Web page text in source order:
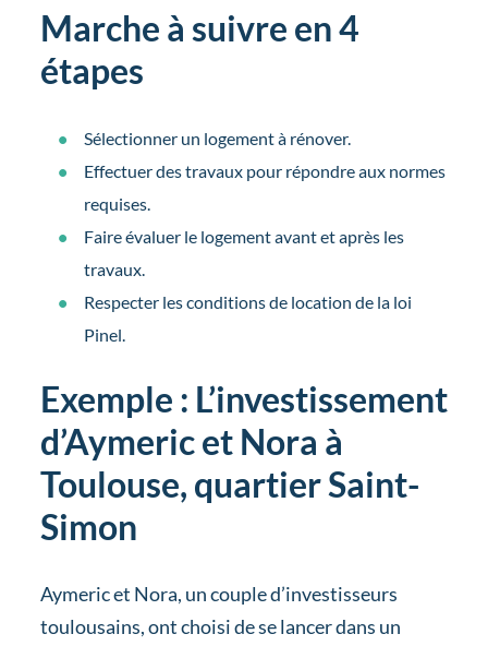
Marche à suivre en 4
étapes
Sélectionner un logement à rénover.
Effectuer des travaux pour répondre aux normes
requises.
Faire évaluer le logement avant et après les
travaux.
Respecter les conditions de location de la loi
Pinel.
Exemple : L’investissement
d’Aymeric et Nora à
Toulouse, quartier Saint-
Simon
Aymeric et Nora, un couple d’investisseurs
toulousains, ont choisi de se lancer dans un